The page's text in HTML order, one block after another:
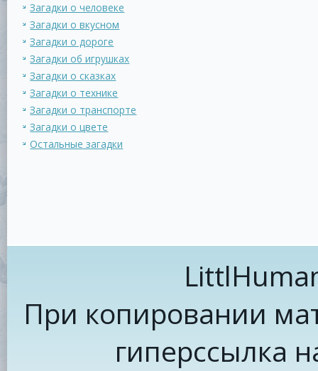
Загадки о человеке
Загадки о вкусном
Загадки о дороге
Загадки об игрушках
Загадки о сказках
Загадки о технике
Загадки о транспорте
Загадки о цвете
Остальные загадки
При копировании
гиперссылка